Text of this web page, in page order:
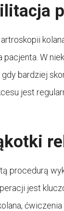
pacjenta. W
bardziej
jest
procedurą
jest